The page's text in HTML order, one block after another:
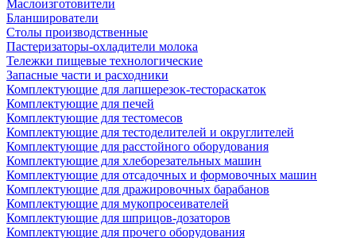
Маслоизготовители
Бланширователи
Столы производственные
Пастеризаторы-охладители молока
Тележки пищевые технологические
Запасные части и расходники
Комплектующие для лапшерезок-тестораскаток
Комплектующие для печей
Комплектующие для тестомесов
Комплектующие для тестоделителей и округлителей
Комплектующие для расстойного оборудования
Комплектующие для хлеборезательных машин
Комплектующие для отсадочных и формовочных машин
Комплектующие для дражировочных барабанов
Комплектующие для мукопросеивателей
Комплектующие для шприцов-дозаторов
Комплектующие для прочего оборудования